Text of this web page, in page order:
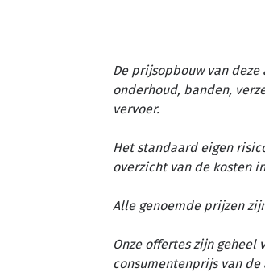
De prijsopbouw van
onderhoud, banden,
vervoer.
Het standaard eigen
overzicht van de kosten
Alle genoemde prijzen
Onze offertes zijn
consumentenprijs van